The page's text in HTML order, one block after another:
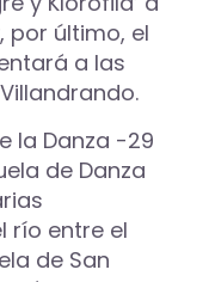
por último, el
a las
Villandrando.
la Danza -29
de Danza
río entre el
de San